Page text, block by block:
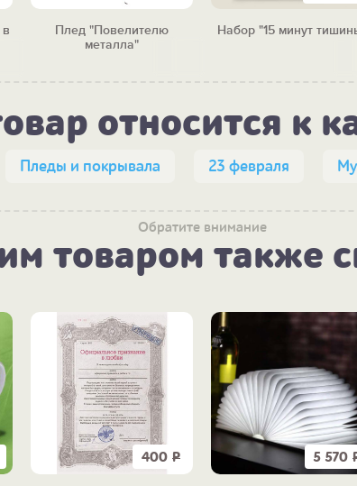
Плед "Повелителю
металла"
Набор "15 минут
относится к
Пледы и покрывала 23 февраля
Обратите внимание
товаром также
400 Р 5 570